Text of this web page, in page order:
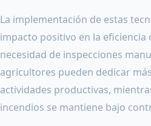
La implementación de estas
impacto positivo en la eficiencia
necesidad de inspecciones
agricultores pueden dedicar
actividades productivas,
incendios se mantiene bajo